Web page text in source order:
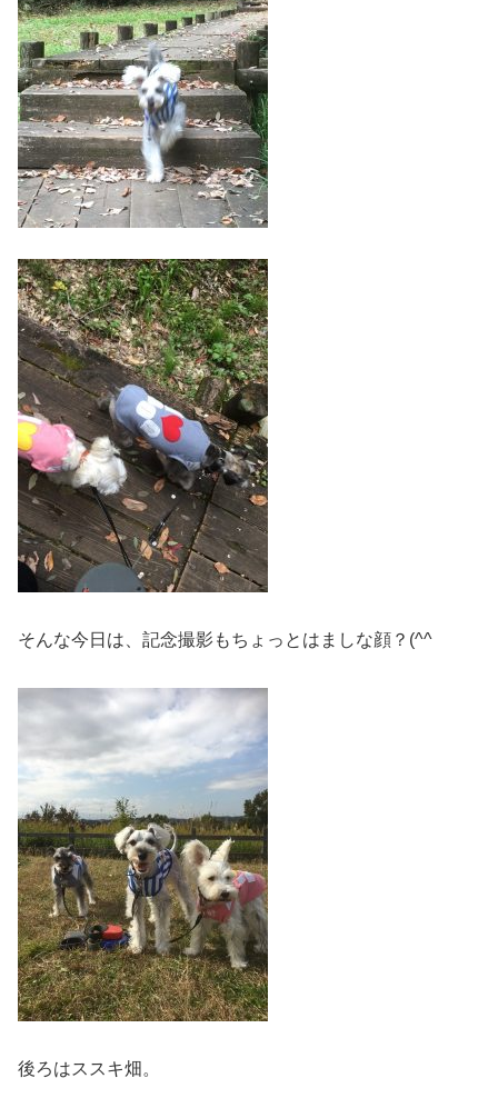
そんな今日は、記念撮影もちょっとはましな顔？(^^ゞ
後ろはススキ畑。